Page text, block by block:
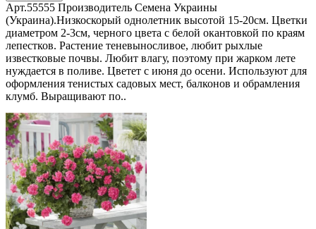
Арт.55555 Производитель Семена Украины
(Украина).Низкоскорый однолетник высотой 15-20см. Цветки
диаметром 2-3см, черного цвета с белой окантовкой по краям
лепестков. Растение теневыносливое, любит рыхлые
известковые почвы. Любит влагу, поэтому при жарком лете
нуждается в поливе. Цветет с июня до осени. Используют для
оформления тенистых садовых мест, балконов и обрамления
клумб. Выращивают по..